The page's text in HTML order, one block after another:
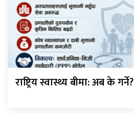
राष्ट्रिय स्वास्थ्य बीमा: अब के गर्ने?